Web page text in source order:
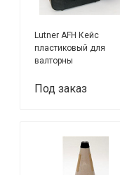
Lutner AFH Кейс
пластиковый для
валторны
Под заказ